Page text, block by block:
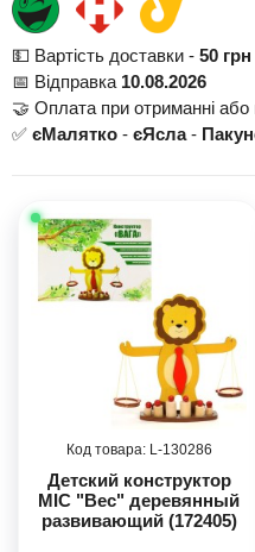
💵 Вартість доставки - 50 грн
📅 Відправка 10.08.2026
🤝 Оплата при отриманні або
✅ єМалятко - єЯсла-
130286
Детский конструктор
MIC "Вес" деревянный
развивающий (172405)